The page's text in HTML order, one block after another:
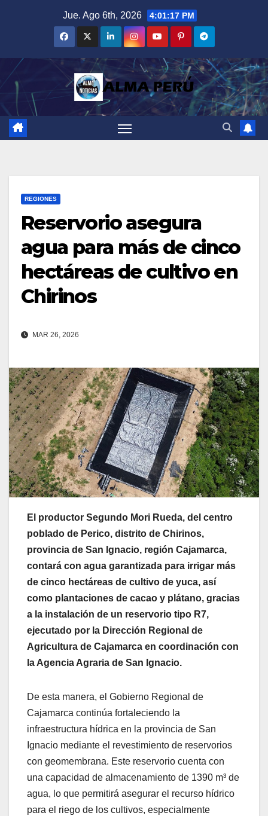
Jue. Ago 6th, 2026 4:01:19 PM
REGIONES
Reservorio asegura
agua para más de cinco
hectáreas de cultivo en
Chirinos
MAR 26, 2026
El productor Segundo Mori Rueda, del centro
poblado de Perico, distrito de Chirinos,
provincia de San Ignacio, región Cajamarca,
contará con agua garantizada para irrigar más
de cinco hectáreas de cultivo de yuca, así
como plantaciones de cacao y plátano, gracias
a la instalación de un reservorio tipo R7,
ejecutado por la Dirección Regional de
Agricultura de Cajamarca en coordinación con
la Agencia Agraria de San Ignacio.
De esta manera, el Gobierno Regional de
Cajamarca continúa fortaleciendo la
infraestructura hídrica en la provincia de San
Ignacio mediante el revestimiento de reservorios
con geomembrana. Este reservorio cuenta con
una capacidad de almacenamiento de 1390 m³ de
agua, lo que permitirá asegurar el recurso hídrico
para el riego de los cultivos, especialmente